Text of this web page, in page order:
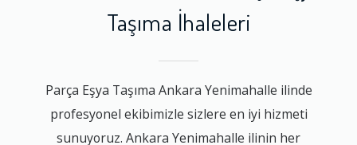
Taşıma İhaleleri
Parça Eşya Taşıma Ankara Yenimahalle ilinde
profesyonel ekibimizle sizlere en iyi hizmeti
sunuyoruz. Ankara Yenimahalle ilinin her